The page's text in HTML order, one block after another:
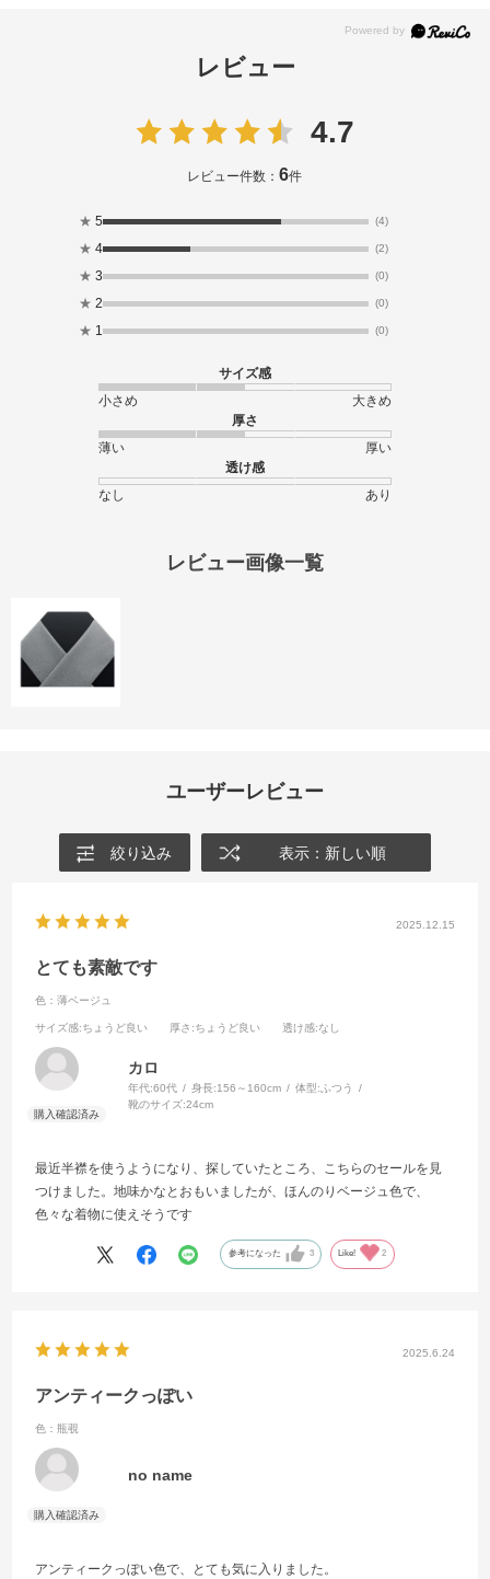
レビュー
4.7
レビュー件数：6件
★ 5 (4)
★ 4 (2)
★ 3 (0)
★ 2 (0)
★ 1 (0)
サイズ感
小さめ
大きめ
厚さ
薄い
厚い
透け感
なし
あり
レビュー画像一覧
ユーザーレビュー
絞り込み 表示：新しい順
2025.12.15
とても素敵です
色：薄ベージュ
サイズ感:ちょうど良い 厚さ :ちょうど良い 透け感:なし
カロ
年代:60代 身長:156～160cm 体型: ふつう
靴のサイズ:24cm
最近半襟を使うようになり、探していたところ、こちらのセールを見
つけました。地味かなとおもいましたが、ほんのりベージュ色で、
色々な着物に使えそうです
参考になった 3 Like! 2
2025.6.24
アンティークっぽい
色：瓶覗
no name
アンティークっぽい色で、とても気に入りました。